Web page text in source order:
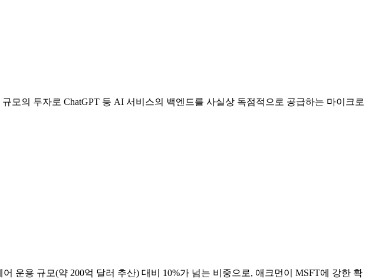
모의 투자로 ChatGPT 등 AI 서비스의 백엔드를 사실상 독점적으로 공급하는 마이크로
운용 규모(약 200억 달러 추산) 대비 10%가 넘는 비중으로, 애크먼이 MSFT에 강한 확